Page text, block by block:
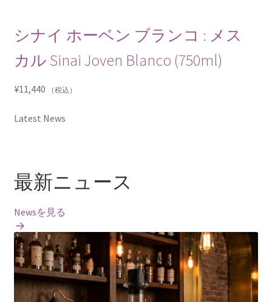
シナイ ホーベン ブランコ : メス
カル Sinai Joven Blanco (750ml)
¥11,440 （税込）
Latest News
最新ニュース
Newsを見る